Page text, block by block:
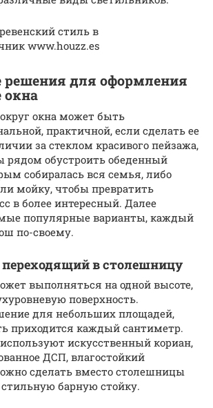
стиль в
www.houzz.es
решения для оформления
окна
окна может быть
практичной, если сделать ее
за стеклом красивого пейзажа,
рядом обустроить обеденный
собиралась вся семья, либо
мойку, чтобы превратить
в более интересный. Далее
популярные варианты, каждый
по-своему.
в столешницу
выполняться на одной высоте,
поверхность.
для небольших площадей,
приходится каждый сантиметр.
искусственный кориан,
ДСП, влагостойкий
сделать вместо столешницы
барную стойку.